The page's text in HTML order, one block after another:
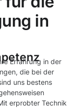
in
Erfahrung in der
die bei der
uns bestens
erprobter Technik